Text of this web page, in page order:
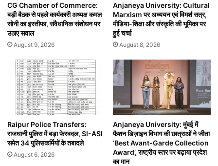
CG Chamber of Commerce:
बड़ी बैठक से पहले कार्यकारी अध्यक्ष कमल
सोनी का इस्तीफा, संवैधानिक संशोधन पर
उठाए सवाल
August 9, 2026
Anjaneya University: Cultural
Marxism पर अध्ययन एवं विमर्श सत्र,
मीडिया-शिक्षा और संस्कृति की भूमिका पर
हुई चर्चा
August 8, 2026
Raipur Police Transfers:
राजधानी पुलिस में बड़ा फेरबदल, SI-ASI
समेत 34 पुलिसकर्मियों के तबादले
August 6, 2026
Anjaneya University: मुंबई में
फैशन डिज़ाइन विभाग की छात्राओं ने जीता
‘Best Avant-Garde Collection
Award’, राष्ट्रीय स्तर पर बढ़ाया प्रदेश
का मान